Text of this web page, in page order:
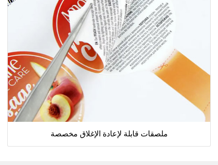
ملصقات قابلة لإعادة الإغلاق مخصصة